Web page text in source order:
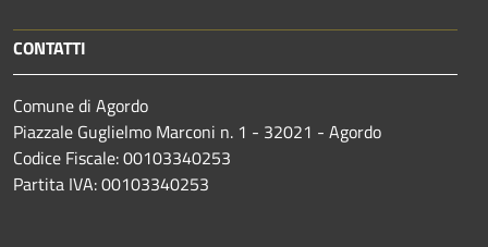
CONTATTI
Comune di Agordo
Piazzale Guglielmo Marconi n. 1 - 32021 - Agordo
Codice Fiscale: 00103340253
Partita IVA: 00103340253